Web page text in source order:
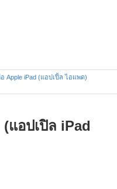
Apple iPad (แอปเปิ้ล ไอแพด)
แอปเปิล iPad